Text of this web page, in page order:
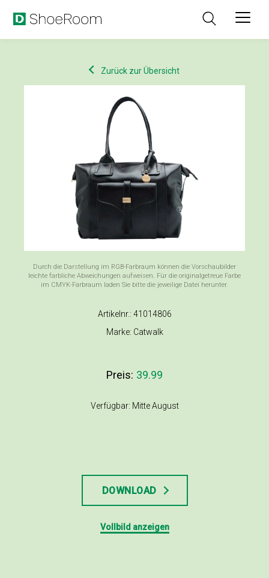
Zurück zur Übersicht
Durch die Darstellung im RGB-Farbraum können die Vorschaubilder
leichte farbliche Abweichungen aufweisen. Für die originalgetreue Farbe
im CMYK-Farbraum laden Sie bitte die jeweilige Datei herunter.
Artikelnr.: 41014806
Marke: Catwalk
Preis: 39.99
Verfügbar: Mitte August
DOWNLOAD
Vollbild anzeigen